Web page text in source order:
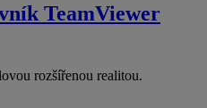
TeamViewer
rozšířenou realitou.